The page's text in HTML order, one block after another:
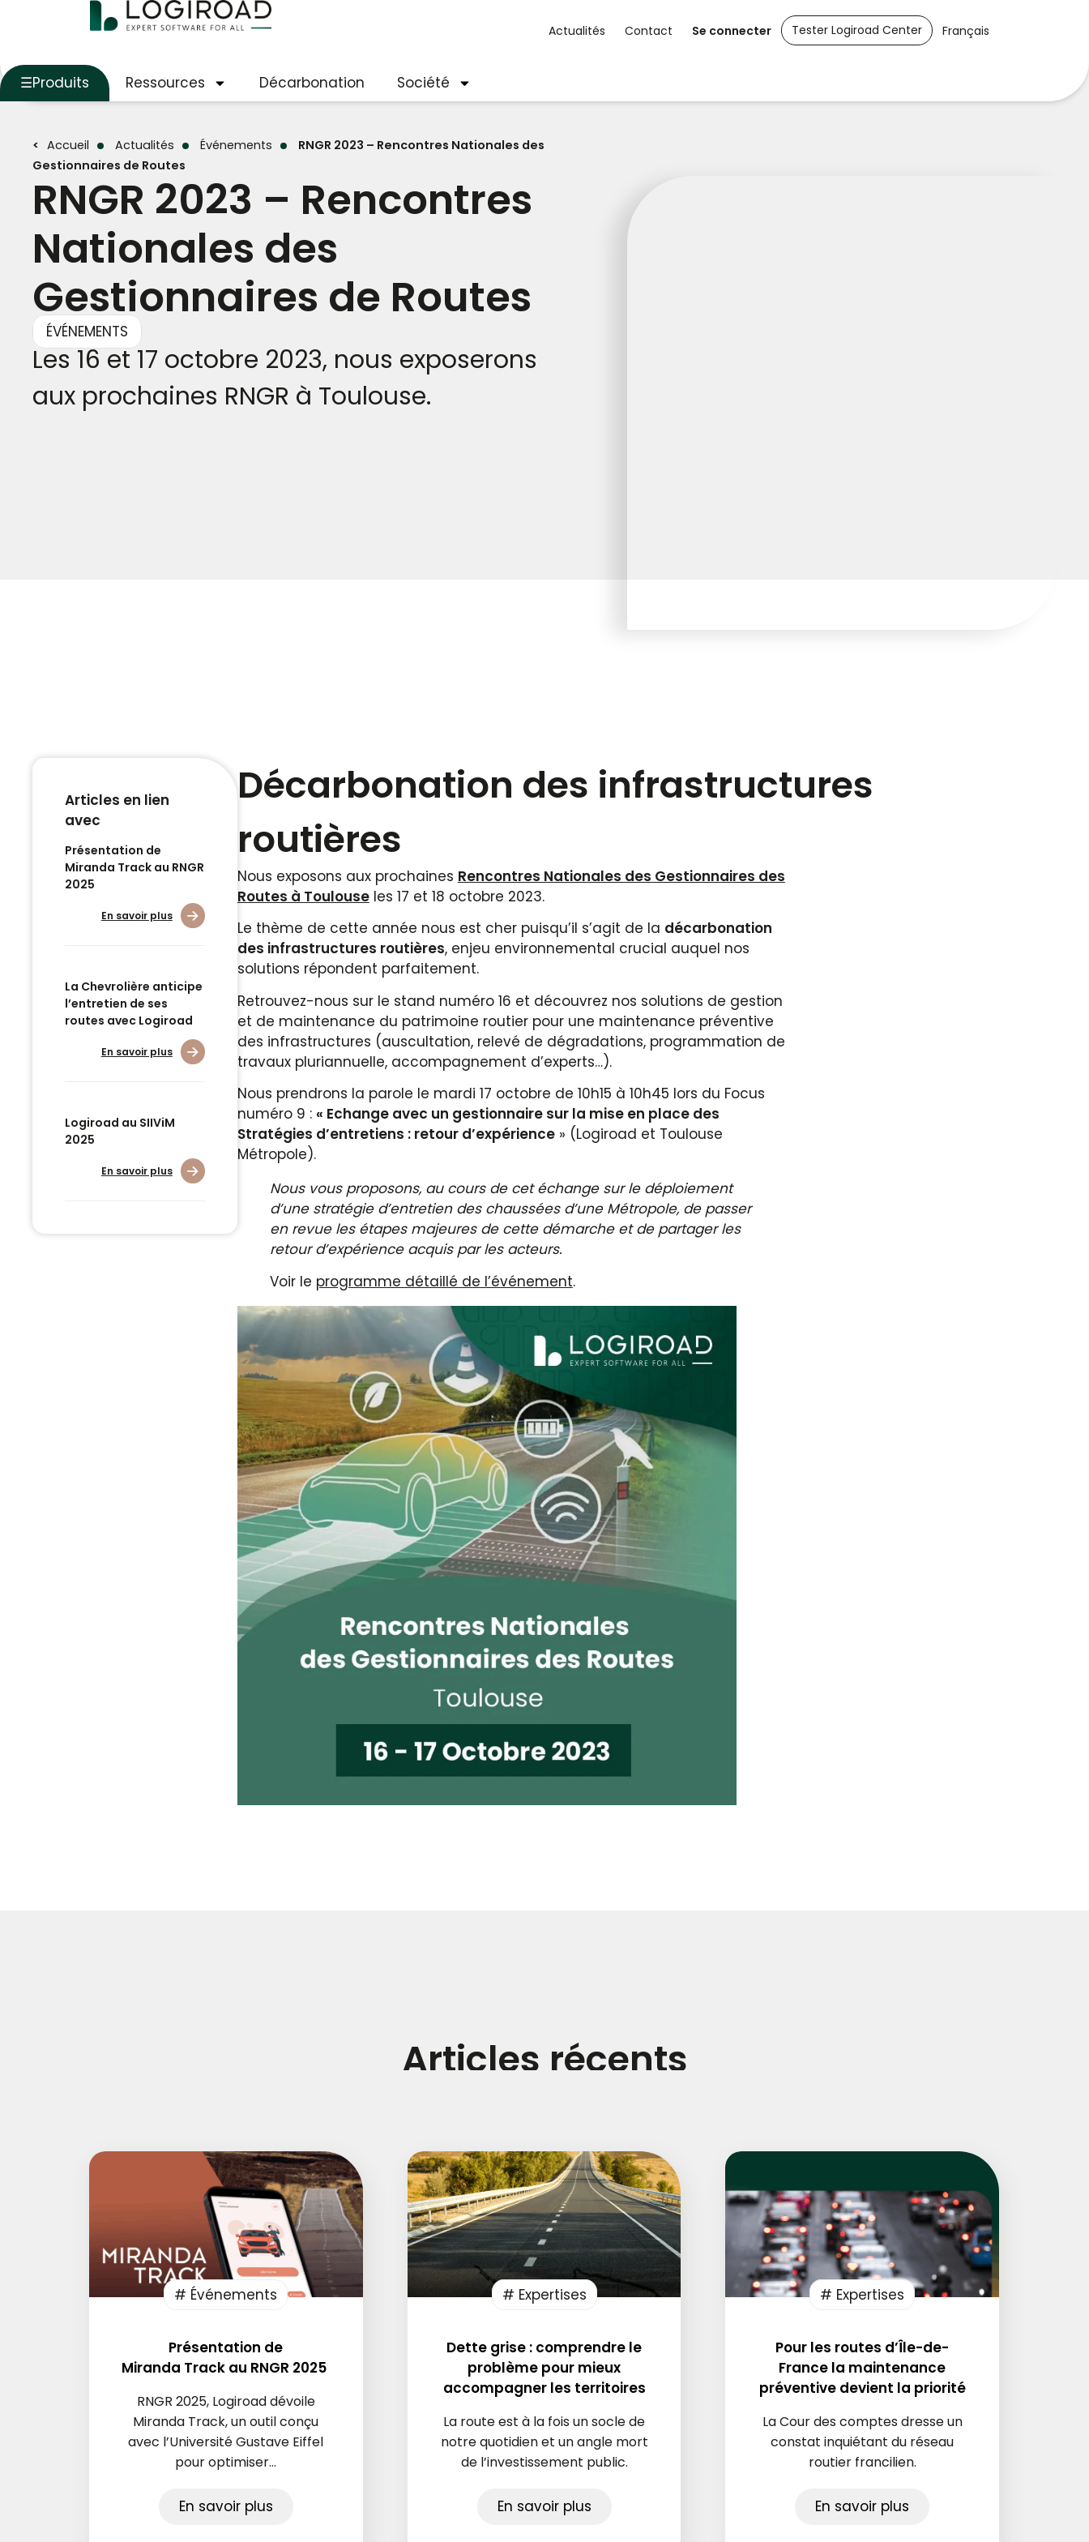
Actualités Contact Se connecter Tester Logiroad Center Français
Produits Ressources Décarbonation Société
Accueil Actualités Événements
RNGR 2023 – Rencontres Nationales des
Gestionnaires de Routes
RNGR 2023 – Rencontres
Nationales des
Gestionnaires de Routes
ÉVÉNEMENTS
Les 16 et 17 octobre 2023, nous exposerons
aux prochaines RNGR à Toulouse.
Articles en lien
avec
Présentation de
Miranda Track au RNGR
2025
En savoir plus
La Chevrolière anticipe
l’entretien de ses
routes avec Logiroad
En savoir plus
Logiroad au SIIViM
2025
En savoir plus
Décarbonation des infrastructures
routières
Nous exposons aux prochaines Rencontres Nationales des Gestionnaires des
Routes à Toulouseles 17 et 18 octobre 2023.
Le thème de cette année nous est cher puisqu’il s’agit de la décarbonation
des infrastructures routières, enjeu environnemental crucial auquel nos
solutions répondent parfaitement.
Retrouvez-nous sur le stand numéro 16 et découvrez nos solutions de gestion
et de maintenance du patrimoine routier pour une maintenance préventive
des infrastructures (auscultation, relevé de dégradations, programmation de
travaux pluriannuelle, accompagnement d’experts…).
Nous prendrons la parole le mardi 17 octobre de 10h15 à 10h45 lors du Focus
numéro 9 : « Echange avec un gestionnaire sur la mise en place des
Stratégies d’entretiens : retour d’expérience» (Logiroad et Toulouse
Métropole).
Nous vous proposons, au cours de cet échange sur le déploiement
d’une stratégie d’entretien des chaussées d’une Métropole, de passer
en revue les étapes majeures de cette démarche et de partager les
retour d’expérience acquis par les acteurs.
Voir le programme détaillé de l’événement.
Articles récents
# Événements
Présentation de
Miranda Track au RNGR 2025
RNGR 2025, Logiroad dévoile
Miranda Track, un outil conçu
avec l’Université Gustave Eiffel
pour optimiser...
En savoir plus
# Expertises
Dette grise : comprendre le
problème pour mieux
accompagner les territoires
La route est à la fois un socle de
notre quotidien et un angle mort
de l’investissement public.
En savoir plus
# Expertises
Pour les routes d’Île-de-
France la maintenance
préventive devient la priorité
La Cour des comptes dresse un
constat inquiétant du réseau
routier francilien.
En savoir plus